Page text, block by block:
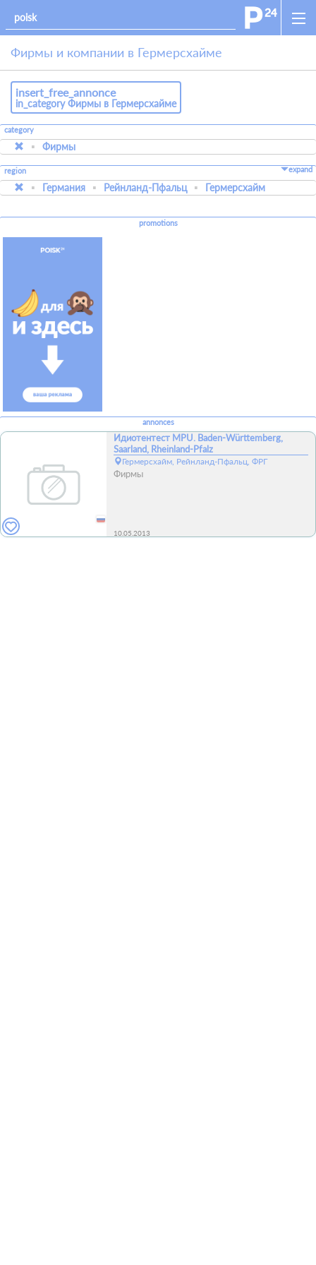
Фирмы и компании в Гермерсхайме
insert_free_annonce
in_category Фирмы в Гермерсхайме
category
Фирмы
region expand
Германия Рейнланд-Пфальц Гермерсхайм
promotions
annonces
Идиотентест MPU. Baden-Württemberg,
Saarland, Rheinland-Pfalz
Гермерсхайм, Рейнланд-Пфальц, ФРГ
Фирмы
10.05.2013